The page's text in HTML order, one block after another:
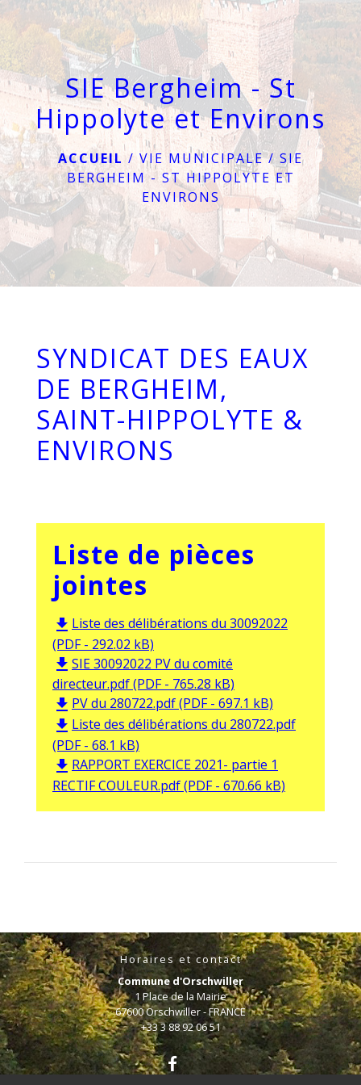
menu
SIE Bergheim - St
Hippolyte et Environs
ACCUEIL / VIE MUNICIPALE/ SIE
BERGHEIM - ST HIPPOLYTE ET
ENVIRONS
SYNDICAT DES EAUX
DE BERGHEIM,
SAINT-HIPPOLYTE &
ENVIRONS
Liste de pièces
jointes
file_download Liste des délibérations du 30092022
(PDF - 292.02 kB)
file_download SIE 30092022 PV du comité
directeur.pdf (PDF - 765.28 kB)
file_download PV du 280722.pdf (PDF - 697.1 kB)
file_download Liste des délibérations du 280722.pdf
(PDF - 68.1 kB)
file_download RAPPORT EXERCICE 2021- partie 1
RECTIF COULEUR.pdf (PDF - 670.66 kB)
Horaires et contact
Commune d'Orschwiller
1 Place de la Mairie
67600 Orschwiller - FRANCE
+33 3 88 92 06 51